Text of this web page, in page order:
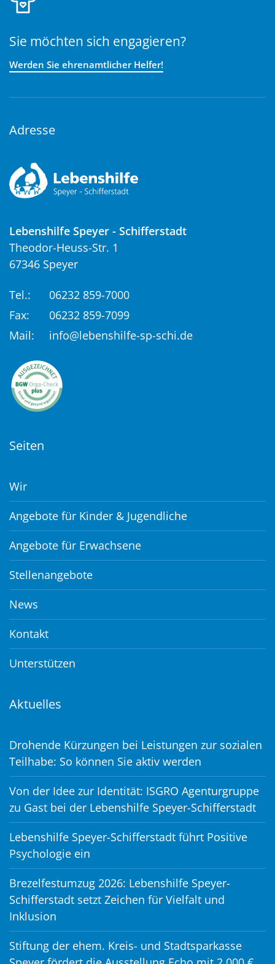
Sie möchten sich engagieren?
Werden Sie ehrenamtlicher Helfer!
Adresse
Lebenshilfe Speyer - Schifferstadt
Theodor-Heuss-Str. 1
67346 Speyer
Tel.:
06232 859-7000
Fax:
06232 859-7099
Mail:
info@lebenshilfe-sp-schi.de
Seiten
Wir
Angebote für Kinder & Jugendliche
Angebote für Erwachsene
Stellenangebote
News
Kontakt
Unterstützen
Aktuelles
Drohende Kürzungen bei Leistungen zur sozialen
Teilhabe: So können Sie aktiv werden
Von der Idee zur Identität: ISGRO Agenturgruppe
zu Gast bei der Lebenshilfe Speyer-Schifferstadt
Lebenshilfe Speyer-Schifferstadt führt Positive
Psychologie ein
Brezelfestumzug 2026: Lebenshilfe Speyer-
Schifferstadt setzt Zeichen für Vielfalt und
Inklusion
Stiftung der ehem. Kreis- und Stadtsparkasse